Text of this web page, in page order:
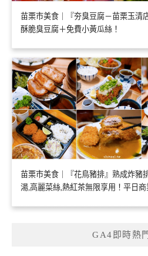
苗栗市美食｜『夯臭豆腐－苗栗玉清
酥脆臭豆腐＋免費小黃瓜絲！
苗栗市美食｜『花鳥豬排』熟成炸豬
湯,高麗菜絲,熱紅茶無限享用！平日
GA4即時熱